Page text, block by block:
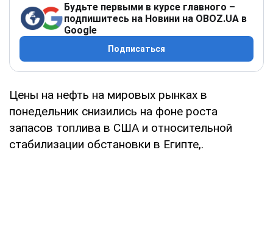
Будьте первыми в курсе главного –
подпишитесь на Новини на OBOZ.UA в
Google
Подписаться
Цены на нефть на мировых рынках в
понедельник снизились на фоне роста
запасов топлива в США и относительной
стабилизации обстановки в Египте,.